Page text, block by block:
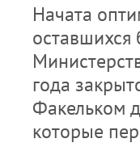
Начата
года
Факельком
которые